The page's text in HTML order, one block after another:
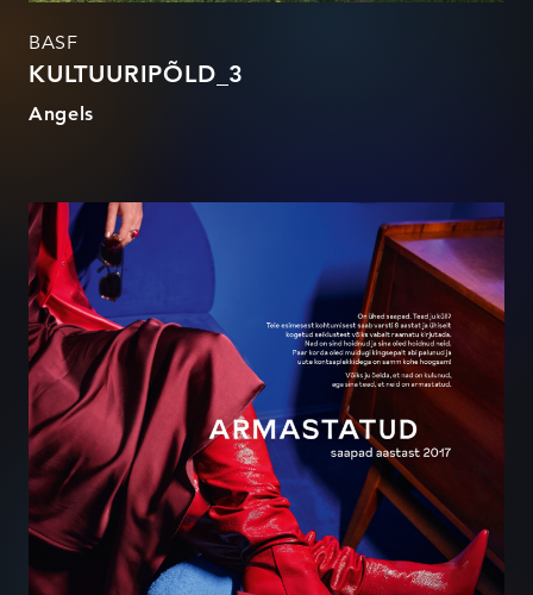
BASF
KULTUURIPÕLD_3
Angels
ARMASTATUD